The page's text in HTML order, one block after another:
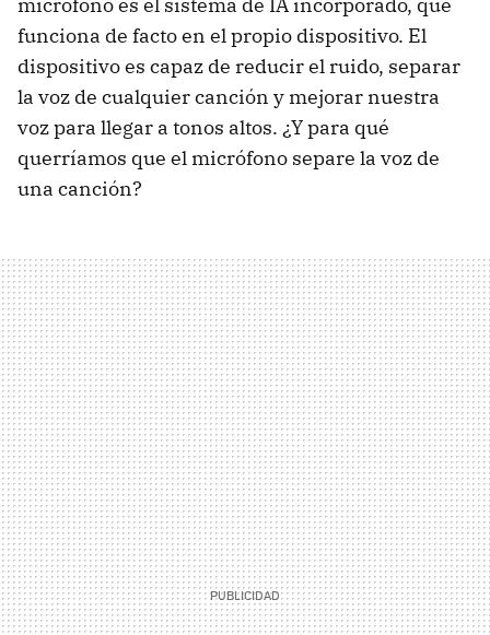
micrófono es el sistema de IA incorporado, que
funciona de facto en el propio dispositivo. El
dispositivo es capaz de reducir el ruido, separar
la voz de cualquier canción y mejorar nuestra
voz para llegar a tonos altos. ¿Y para qué
querríamos que el micrófono separe la voz de
una canción?